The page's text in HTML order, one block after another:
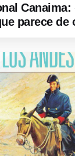
Canaima:
parece de